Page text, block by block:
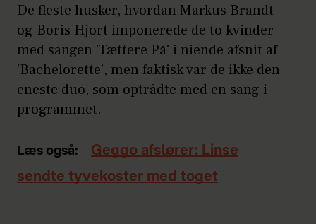
De fleste husker, hvordan Markus Brandt
og Boris Hjort imponerede de to kvinder
med sangen 'Tættere På' i niende afsnit af
'Bachelorette', men faktisk var de ikke den
eneste duo, som optrådte med en sang i
programmet.
Læs også:
Geggo afslører: Linse
sendte tyvekoster med toget